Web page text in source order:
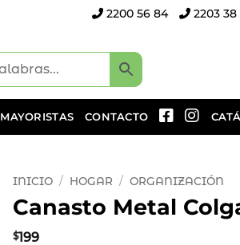
2200 56 84 2203 38
MAYORISTAS CONTACTO
INICIO / HOGAR / ORGANIZACIÓN
Canasto Metal
$199